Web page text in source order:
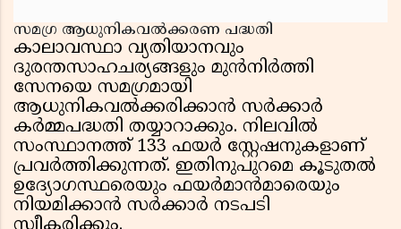
സമഗ്ര ആധുനികവൽക്കരണ പദ്ധതി
കാലാവസ്ഥാ വ്യതിയാനവും
ദുരന്തസാഹചര്യങ്ങളും മുൻനിർത്തി
സേനയെ സമഗ്രമായി
ആധുനികവൽക്കരിക്കാൻ സർക്കാർ
കർമ്മപദ്ധതി തയ്യാറാക്കും. നിലവിൽ
സംസ്ഥാനത്ത് 133 ഫയർ സ്റ്റേഷനുകളാണ്
പ്രവർത്തിക്കുന്നത്. ഇതിനുപുറമെ കൂടുതൽ
ഉദ്യോഗസ്ഥരെയും ഫയർമാൻമാരെയും
നിയമിക്കാൻ സർക്കാർ നടപടി